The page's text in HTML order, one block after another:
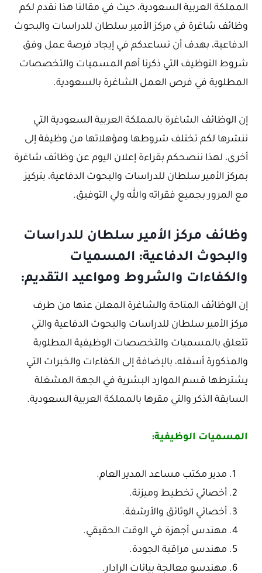
المملكة العربية السعودية، حيث في مقالنا هذا نقدم لكم
وظائف شاغرة في مركز الأمير سلطان للدراسات والبحوث
الدفاعية، بهدف أن نساعدكم في إيجاد فرصة عمل وفق
شروط التوظيف التي ذكرنا أهم المسميات والتخصصات
المطلوبة في فرص العمل الشاغرة بالسعودية.
إن الوظائف الشاغرة بالمملكة العربية السعودية التي
ننشرها لكم تختلف شروطها ومؤهلاتها من وظيفة إلى
أخرى، لهذا ننصحكم بقراءة إعلان اليوم عن وظائف شاغرة
بمركز الأمير سلطان للدراسات والبحوث الدفاعية، بتركيز
مع المرور بجميع فقراته والله ولي التوفيق.
وظائف مركز الأمير سلطان للدراسات
والبحوث الدفاعية: المسميات
والكفاءات والشروط ومواعيد التقديم:
إن الوظائف المتاحة والشاغرة المعلن عنها من طرف
مركز الأمير سلطان للدراسات والبحوث الدفاعية والتي
تتعلق بالمسميات والتخصصات الوظيفية المطلوبة
والمذكورة أسفله، بالإضافة إلى الكفاءات والخبرات التي
يشترطها قسم الموارد البشرية في الجهة المشغلة
السابقة الذكر والتي مقرها بالمملكة العربية السعودية.
المسميات الوظيفية:
مدير مكتب مساعد المدير العام.
أخصائي تخطيط وميزنة.
أخصائي الوثائق والأرشفة.
مهندس أجهزة في الوقت الحقيقي.
مهندس مراقبة الجودة.
مهندسو معالجة بيانات الرادار.